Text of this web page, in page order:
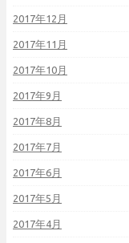
2017年12月
2017年11月
2017年10月
2017年9月
2017年8月
2017年7月
2017年6月
2017年5月
2017年4月